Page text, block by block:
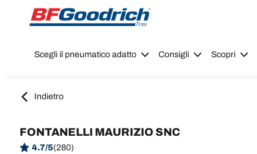
Go to page content
Go to page navigation
Scegli il pneumatico adatto Consigli Scopri
Indietro
FONTANELLI MAURIZIO SNC
4.7/5(280)